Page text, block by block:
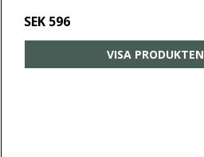
SEK 596
VISA PRODUKTEN